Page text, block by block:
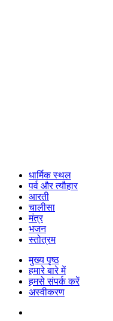
धार्मिक स्थल
पर्व और त्यौहार
आरती
चालीसा
मंत्र
भजन
स्तोत्रम
मुख्य पृष्ठ
हमारे बारे में
हमसे संपर्क करें
अस्वीकरण